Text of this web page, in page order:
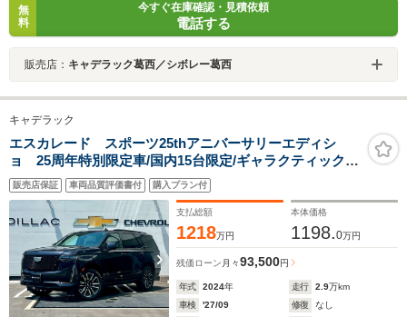
無
料
今すぐ在庫確認・見積依頼
電話する
販売店： キャデラック葛西／シボレー葛西
キャデラック
エスカレード スポーツ25thアニバーサリーエディシ
ョ 25周年特別限定車/国内15台限定/ギャラクティックグ
レー/ブラックレザー/純正ホイール22インチ/38インチデ
ィスプレイ/全周囲カメラ/後席モニター/電動サイドステッ
プ/パノラマサンルーフ/クールボックス/
販売店保証 車両品質評価書付 購入プラン付
支払総額
1218万円
本体価格
1198.0万円
残価ローン 月々93,500円
年式 2024年 走行 2.9万km
車検
'27/09 修復
なし